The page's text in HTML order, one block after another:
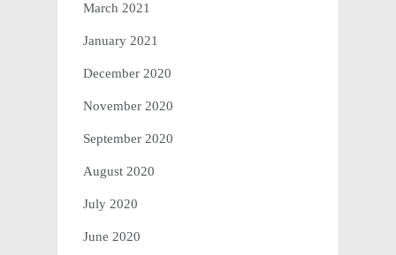
March 2021
January 2021
December 2020
November 2020
September 2020
August 2020
July 2020
June 2020